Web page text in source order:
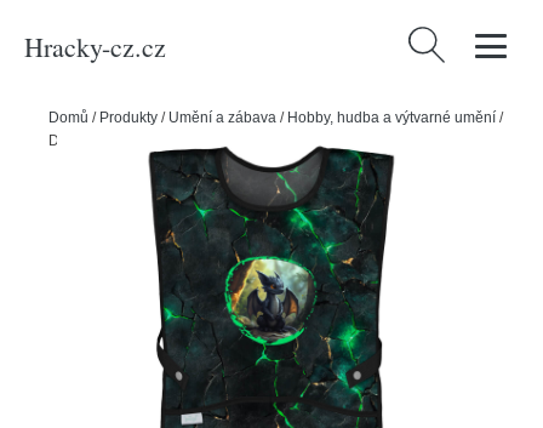
Hracky-cz.cz Vyhledávání
Domů / Produkty / Umění a zábava / Hobby, hudba a výtvarné umění /
Dětská zástěra BAAGL Draci